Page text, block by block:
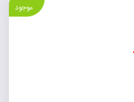
موجود